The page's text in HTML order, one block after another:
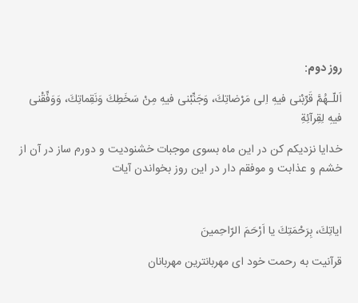
روز دوم:
اَللّـهُمَّ قَرِّبْنى فيهِ اِلى مَرْضاتِكَ، وَجَنِّبْنى فيهِ مِنْ سَخَطِكَ وَنَقِماتِكَ، وَوَفِّقْنى
فيهِ لِقِرآئِةِ
خدايا نزديكم كن در اين ماه بسوى موجبات خشنوديت و دورم ساز در آن از
خشم و عذابت و موفقم دار در اين روز بخواندن آيات
اياتِكَ، بِرَحْمَتِكَ يا اَرْحَمَ الرّاحِمينَ
قرآنيت به رحمت خود اى مهربانترين مهربانان